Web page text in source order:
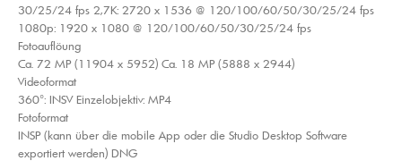
30/25/24 fps 2,7K: 2720 x 1536 @ 120/100/60/50/30/25/24 fps
1080p: 1920 x 1080 @ 120/100/60/50/30/25/24 fps
Fotoauflöung
Ca. 72 MP (11904 x 5952) Ca. 18 MP (5888 x 2944)
Videoformat
360°: INSV Einzelobjektiv: MP4
Fotoformat
INSP (kann über die mobile App oder die Studio Desktop Software
exportiert werden) DNG